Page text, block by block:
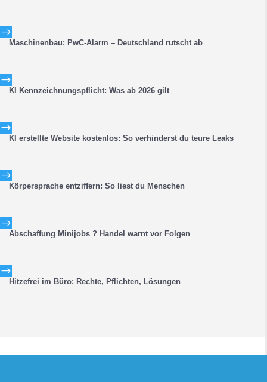
$
Maschinenbau: PwC-Alarm – Deutschland rutscht ab
$
KI Kennzeichnungspflicht: Was ab 2026 gilt
$
KI erstellte Website kostenlos: So verhinderst du teure Leaks
$
Körpersprache entziffern: So liest du Menschen
$
Abschaffung Minijobs ? Handel warnt vor Folgen
$
Hitzefrei im Büro: Rechte, Pflichten, Lösungen